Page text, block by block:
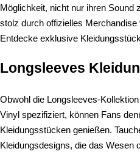
Möglichkeit, nicht nur ihren Sound
stolz durch offizielles
Entdecke exklusive
Longsleeves
Obwohl die Longsleeves-
Vinyl spezifiziert, können Fans
Kleidungsstücken genießen.
Kleidungsdesigns, die das Wesen